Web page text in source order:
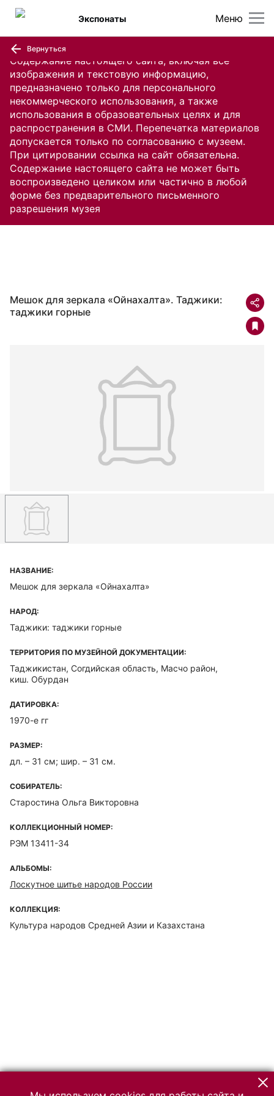
Содержание настоящего сайта, включая все
изображения и текстовую информацию,
предназначено только для персонального
некоммерческого использования, а также
использования в образовательных целях и для
распространения в СМИ. Перепечатка материалов
допускается только по согласованию с музеем.
При цитировании ссылка на сайт обязательна.
Содержание настоящего сайта не может быть
воспроизведено целиком или частично в любой
форме без предварительного письменного
разрешения музея
Меню
Экспонаты
Вернуться
Мешок для зеркала «Ойнахалта». Таджики:
таджики горные
НАЗВАНИЕ:
Мешок для зеркала «Ойнахалта»
НАРОД:
Таджики: таджики горные
ТЕРРИТОРИЯ ПО МУЗЕЙНОЙ ДОКУМЕНТАЦИИ:
Таджикистан, Согдийская область, Масчо район,
киш. Обурдан
ДАТИРОВКА:
1970-е гг
РАЗМЕР:
дл. – 31 см; шир. – 31 см.
СОБИРАТЕЛЬ:
Старостина Ольга Викторовна
КОЛЛЕКЦИОННЫЙ НОМЕР:
РЭМ 13411-34
АЛЬБОМЫ:
Лоскутное шитье народов России
КОЛЛЕКЦИЯ:
Культура народов Средней Азии и Казахстана